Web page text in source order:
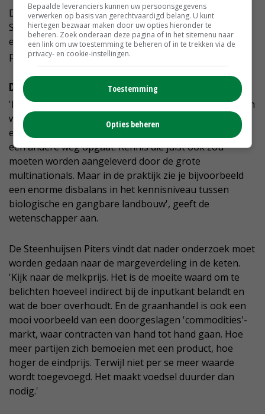
De boerenprotesten van afgelopen zomer ziet De
Steenhuijsen Piters als een uiting van radeloosheid,
een gebrek aan perspectief. En tegelijkertijd ook een
protest dat een 'armzalige status quo' in stand houdt.
Disbalans in kennisniveau
'Het is een misvatting dat boeren niet duurzamer willen
worden, maar dat kan alleen als je keuzevrijheid hebt
en evenveel steun en kennis krijgt aangeboden als je
een andere weg opgaat. Kennis die juist ook zou
moeten worden aangeleverd door de grote
multinationals. Maar in de praktijk zie je bijvoorbeeld
een enorme disbalans in het kennisniveau tussen
biologische en gangbare landbouw', geeft de
wetenschapper aan.
De Steenhuijsen Piters vindt dat nader onderzoek moet
worden gedaan naar de margeverdeling in de keten.
'Kijk naar de melkprijs. Het is de moeite waard om te
belichten hoeveel indirect bij de inputkant belandt en
wat de boer overhoudt. En de graanhandel is ook een
mooi voorbeeld van een doorgeslagen 'commodities'-
markt, waar contracten van hand tot hand gaan. Hoe
meer partijen zich bemoeien met een product, hoe
hoger de eindprijs. Terwijl niet per se meer waarde
wordt toegevoegd. Het maakt voedsel duurder dan
nodig.'
Bepaalde leveranciers kunnen uw persoonsgegevens
verwerken op basis van gerechtvaardigd belang. U kunt
hiertegen bezwaar maken door uw opties hieronder te
beheren. Zoek onderaan deze pagina of in het sitemenu naar
een link om uw toestemming te beheren of in te trekken via de
privacy- en cookie-instellingen.
Toestemming
Opties beheren